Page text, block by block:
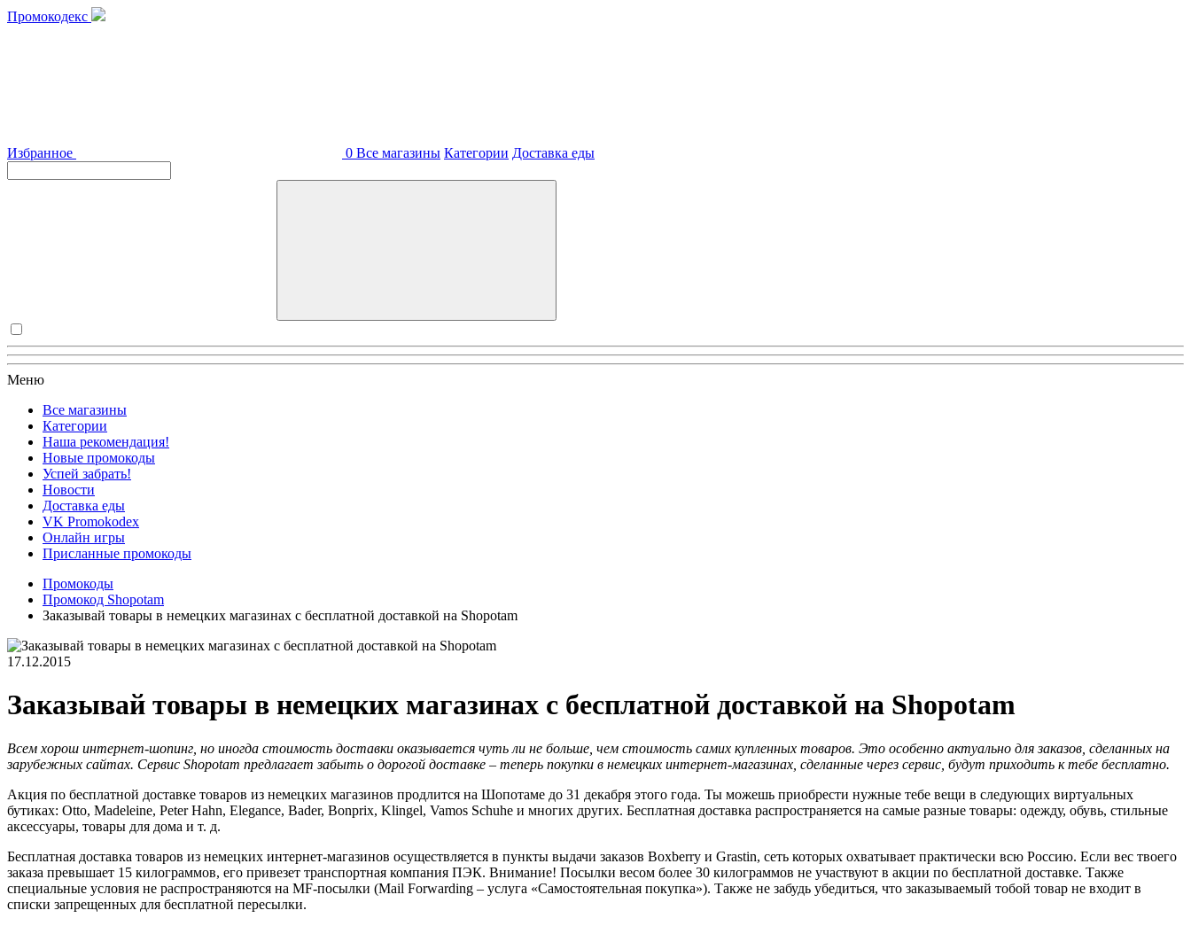
Промокодекс
Избранное 0 Все магазины Категории Доставка еды
Меню
Все магазины
Категории
Наша рекомендация!
Новые промокоды
Успей забрать!
Новости
Доставка еды
VK Promokodex
Онлайн игры
Присланные промокоды
Промокоды
Промокод Shopotam
Заказывай товары в немецких магазинах с бесплатной доставкой на Shopotam
17.12.2015
Заказывай товары в немецких магазинах с бесплатной доставкой на Shopotam
Всем хорош интернет-шопинг, но иногда стоимость доставки оказывается чуть ли не больше, чем стоимость самих купленных товаров. Это особенно актуально для заказов, сделанных на
зарубежных сайтах. Сервис Shopotam предлагает забыть о дорогой доставке – теперь покупки в немецких интернет-магазинах, сделанные через сервис, будут приходить к тебе бесплатно.
Акция по бесплатной доставке товаров из немецких магазинов продлится на Шопотаме до 31 декабря этого года. Ты можешь приобрести нужные тебе вещи в следующих виртуальных
бутиках: Otto, Madeleine, Peter Hahn, Elegance, Bader, Bonprix, Klingel, Vamos Schuhe и многих других. Бесплатная доставка распространяется на самые разные товары: одежду, обувь, стильные
аксессуары, товары для дома и т. д.
Бесплатная доставка товаров из немецких интернет-магазинов осуществляется в пункты выдачи заказов Boxberry и Grastin, сеть которых охватывает практически всю Россию. Если вес твоего
заказа превышает 15 килограммов, его привезет транспортная компания ПЭК. Внимание! Посылки весом более 30 килограммов не участвуют в акции по бесплатной доставке. Также
специальные условия не распространяются на MF-посылки (Mail Forwarding – услуга «Самостоятельная покупка»). Также не забудь убедиться, что заказываемый тобой товар не входит в
списки запрещенных для бесплатной пересылки.